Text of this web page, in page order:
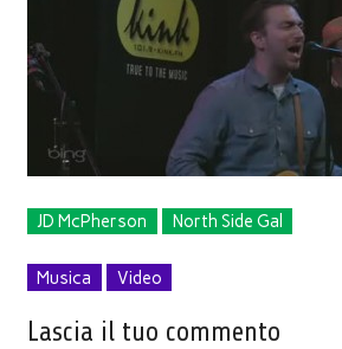
JD McPherson North Side Gal
Musica Video
Lascia il tuo commento